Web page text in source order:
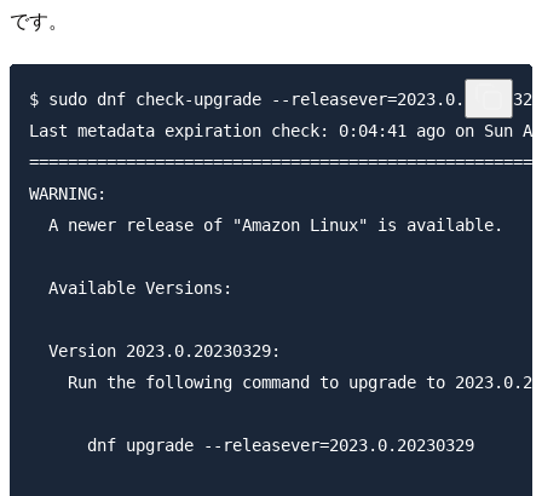
です。
$ sudo dnf check-upgrade --
Last metadata expiration check: 0:04:41 ago on Sun
WARNING:
  A newer release of "Amazon Linux" is available.
  Available Versions:
  Version 2023.0.20230329:
Run the following command to upgrade to
      dnf upgrade --releasever=2023.0.20230329